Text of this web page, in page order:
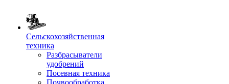
Сельскохозяйственная
техника
Разбрасыватели
удобрений
Посевная техника